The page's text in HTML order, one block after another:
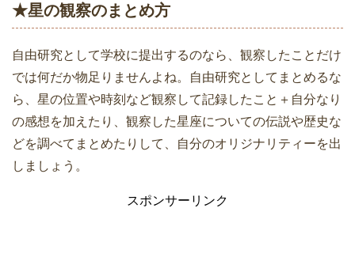
★星の観察のまとめ方
自由研究として学校に提出するのなら、観察したことだけ
では何だか物足りませんよね。自由研究としてまとめるな
ら、星の位置や時刻など観察して記録したこと＋自分なり
の感想を加えたり、観察した星座についての伝説や歴史な
どを調べてまとめたりして、自分のオリジナリティーを出
しましょう。
スポンサーリンク